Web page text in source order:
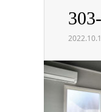
303-16